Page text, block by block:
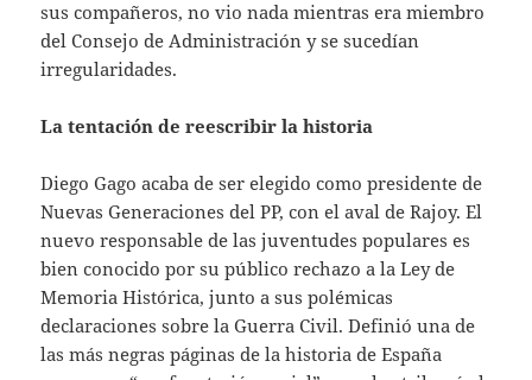
sus compañeros, no vio nada mientras era miembro
del Consejo de Administración y se sucedían
irregularidades.
La tentación de reescribir la historia
Diego Gago acaba de ser elegido como presidente de
Nuevas Generaciones del PP, con el aval de Rajoy. El
nuevo responsable de las juventudes populares es
bien conocido por su público rechazo a la Ley de
Memoria Histórica, junto a sus polémicas
declaraciones sobre la Guerra Civil. Definió una de
las más negras páginas de la historia de España